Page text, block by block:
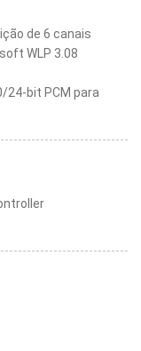
de 6 canais
WLP 3.08
24-bit PCM para